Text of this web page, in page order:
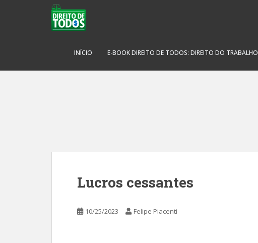
INÍCIO E-BOOK DIREITO DE TODOS: DIREITO DO TRABALHO
Lucros cessantes
10/25/2023 Felipe Piacenti